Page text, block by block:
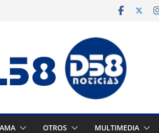
OTROS MULTIMEDIA